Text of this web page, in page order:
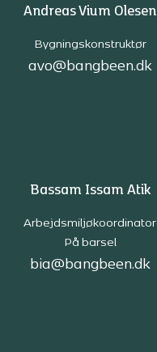
Andreas Vium Olesen
Bygningskonstruktør
avo@bangbeen.dk
Bassam Issam Atik
Arbejdsmiljøkoordinator
På barsel
bia@bangbeen.dk